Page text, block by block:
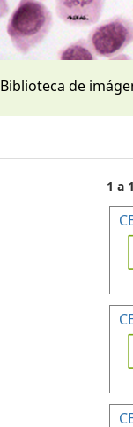
Biblioteca de
1 a